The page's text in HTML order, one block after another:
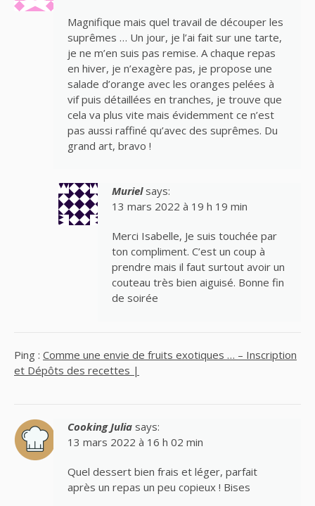
Magnifique mais quel travail de découper les
suprêmes … Un jour, je l’ai fait sur une tarte,
je ne m’en suis pas remise. A chaque repas
en hiver, je n’exagère pas, je propose une
salade d’orange avec les oranges pelées à
vif puis détaillées en tranches, je trouve que
cela va plus vite mais évidemment ce n’est
pas aussi raffiné qu’avec des suprêmes. Du
grand art, bravo !
Muriel says:
13 mars 2022 à 19 h 19 min
Merci Isabelle, Je suis touchée par
ton compliment. C’est un coup à
prendre mais il faut surtout avoir un
couteau très bien aiguisé. Bonne fin
de soirée
Ping : Comme une envie de fruits exotiques … – Inscription
et Dépôts des recettes |
Cooking Julia says:
13 mars 2022 à 16 h 02 min
Quel dessert bien frais et léger, parfait
après un repas un peu copieux ! Bises